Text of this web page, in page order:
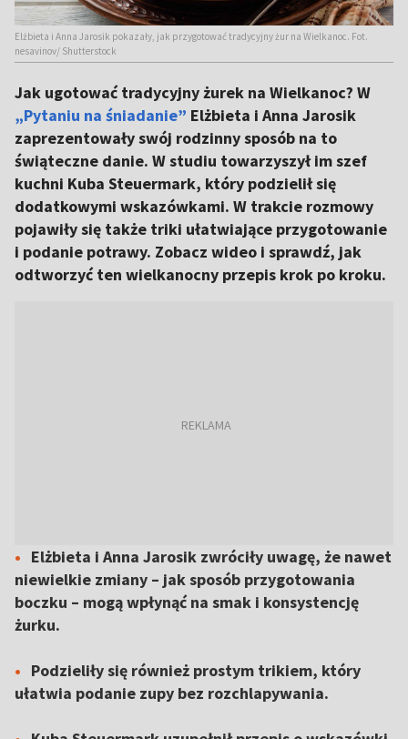
Elżbieta i Anna Jarosik pokazały, jak przygotować tradycyjny żur na Wielkanoc. Fot.
nesavinov/ Shutterstock
Jak ugotować tradycyjny żurek na Wielkanoc? W
„Pytaniu na śniadanie” Elżbieta i Anna Jarosik
zaprezentowały swój rodzinny sposób na to
świąteczne danie. W studiu towarzyszył im szef
kuchni Kuba Steuermark, który podzielił się
dodatkowymi wskazówkami. W trakcie rozmowy
pojawiły się także triki ułatwiające przygotowanie
i podanie potrawy. Zobacz wideo i sprawdź, jak
odtworzyć ten wielkanocny przepis krok po kroku.
Elżbieta i Anna Jarosik zwróciły uwagę, że nawet
niewielkie zmiany – jak sposób przygotowania
boczku – mogą wpłynąć na smak i konsystencję
żurku.
Podzieliły się również prostym trikiem, który
ułatwia podanie zupy bez rozchlapywania.